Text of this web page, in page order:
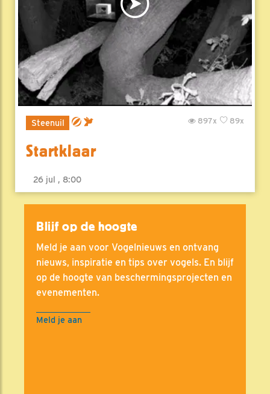
Steenuil 89x
897x
Startklaar
26 jul , 8:00
Blijf op de hoogte
Meld je aan voor Vogelnieuws en ontvang
nieuws, inspiratie en tips over vogels. En blijf
op de hoogte van beschermingsprojecten en
evenementen.
Meld je aan